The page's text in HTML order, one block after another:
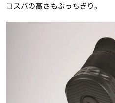
コスパの高さもぶっちぎり。